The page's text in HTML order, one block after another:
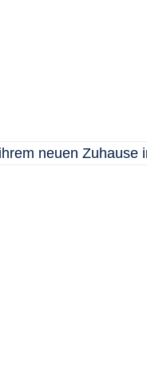
Unternehmen